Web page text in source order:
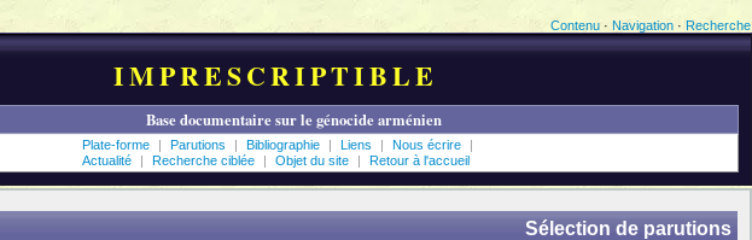
Contenu · Navigation · Recherche
IMPRESCRIPTIBLE
Base documentaire sur le génocide arménien
Plate-forme | Parutions | Bibliographie | Liens | Nous écrire
|
Actualité
| Recherche ciblée | Objet du site | Retour à l'accueil
Sélection de parutions